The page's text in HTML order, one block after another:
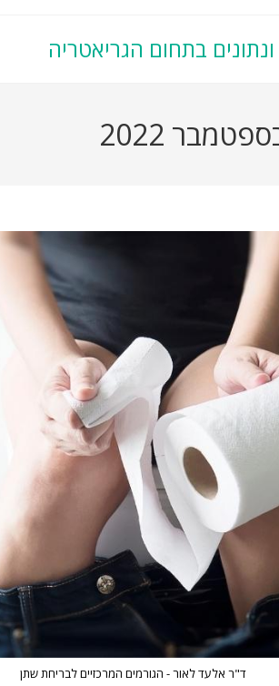
בתחום הגריאטריה
ד"ר אלעד לאור - הגורמים המרכזיים לבריחת שתן